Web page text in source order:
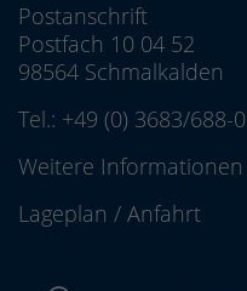
Postanschrift
Postfach 10 04 52
98564 Schmalkalden
Tel.: +49 (0) 3683/688-0
Weitere Informationen
Lageplan / Anfahrt